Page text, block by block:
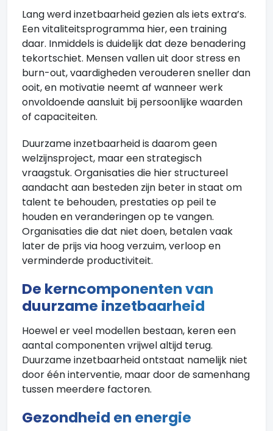
Lang werd inzetbaarheid gezien als iets extra’s.
Een vitaliteitsprogramma hier, een training
daar. Inmiddels is duidelijk dat deze benadering
tekortschiet. Mensen vallen uit door stress en
burn-out, vaardigheden verouderen sneller dan
ooit, en motivatie neemt af wanneer werk
onvoldoende aansluit bij persoonlijke waarden
of capaciteiten.
Duurzame inzetbaarheid is daarom geen
welzijnsproject, maar een strategisch
vraagstuk. Organisaties die hier structureel
aandacht aan besteden zijn beter in staat om
talent te behouden, prestaties op peil te
houden en veranderingen op te vangen.
Organisaties die dat niet doen, betalen vaak
later de prijs via hoog verzuim, verloop en
verminderde productiviteit.
De kerncomponenten van
duurzame inzetbaarheid
Hoewel er veel modellen bestaan, keren een
aantal componenten vrijwel altijd terug.
Duurzame inzetbaarheid ontstaat namelijk niet
door één interventie, maar door de samenhang
tussen meerdere factoren.
Gezondheid en energie